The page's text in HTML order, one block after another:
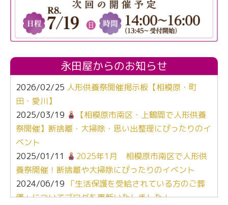
永田屋からのお知らせ
2026/02/25 人形供養祭開催掲示板【相模原・町
田・愛川】
2025/03/19
【相模原市南区・上鶴間で人形供養
祭開催】断捨離・大掃除・思い出整理にぴったりのイ
ベント
2025/01/11
2025年1月 相模原市南区で人形供
養祭開催！断捨離や大掃除にぴったりのイベント
2024/06/19 「生活保護を受給されている方のご葬
儀」についてブログを更新いたしました！